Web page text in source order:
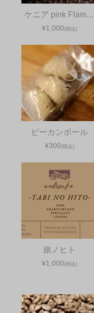
ケニア pink Flam…
¥1,000(税込)
ピーカンボール
¥300(税込)
旅ノヒト
¥1,000(税込)